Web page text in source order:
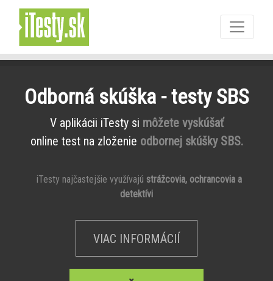
Odborná skúška - testy SBS
V aplikácii iTesty si môžete vyskúšať
online test na zloženie odbornej skúšky SBS.
iTesty najčastejšie využívajú strážcovia, ochrancovia a
detektívi
VIAC INFORMÁCIÍ